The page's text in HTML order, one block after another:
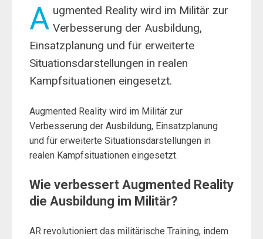
A ugmented Reality wird im Militär zur
Verbesserung der Ausbildung,
Einsatzplanung und für erweiterte
Situationsdarstellungen in realen
Kampfsituationen eingesetzt.
Augmented Reality wird im Militär zur
Verbesserung der Ausbildung, Einsatzplanung
und für erweiterte Situationsdarstellungen in
realen Kampfsituationen eingesetzt.
Wie verbessert Augmented Reality
die Ausbildung im Militär?
AR revolutioniert das militärische Training, indem